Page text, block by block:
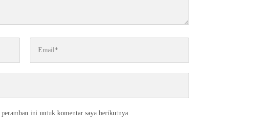
ini untuk komentar saya berikutnya.